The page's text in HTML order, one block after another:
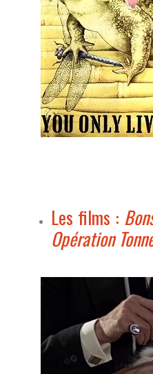
Les films :
Opération